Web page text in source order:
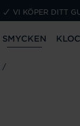
VI KÖPER DITT
SMYCKEN